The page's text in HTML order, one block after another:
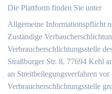
Die Plattform finden Sie unter
Allgemeine Informationspflicht
Zuständige
Verbraucherschlichtungsstelle
Straßburger Str. 8, 77694 Kehl
an Streitbeilegungsverfahren vor
Verbraucherschlichtungsstelle